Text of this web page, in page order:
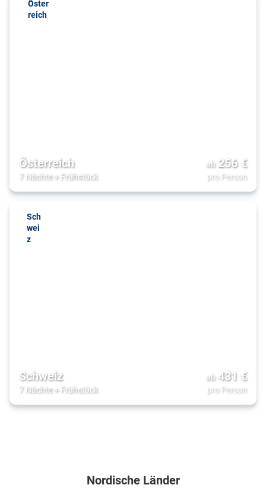
Öster
reich
Österreich
7 Nächte+ Frühstück
ab 256€
pro Person
Sch
wei
z
Schweiz
7 Nächte+ Frühstück
ab 431 €
pro Person
Nordische Länder